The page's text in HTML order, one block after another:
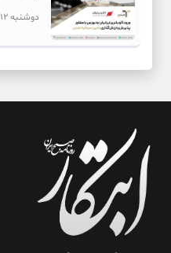
دوشنبه 12 مر 1405